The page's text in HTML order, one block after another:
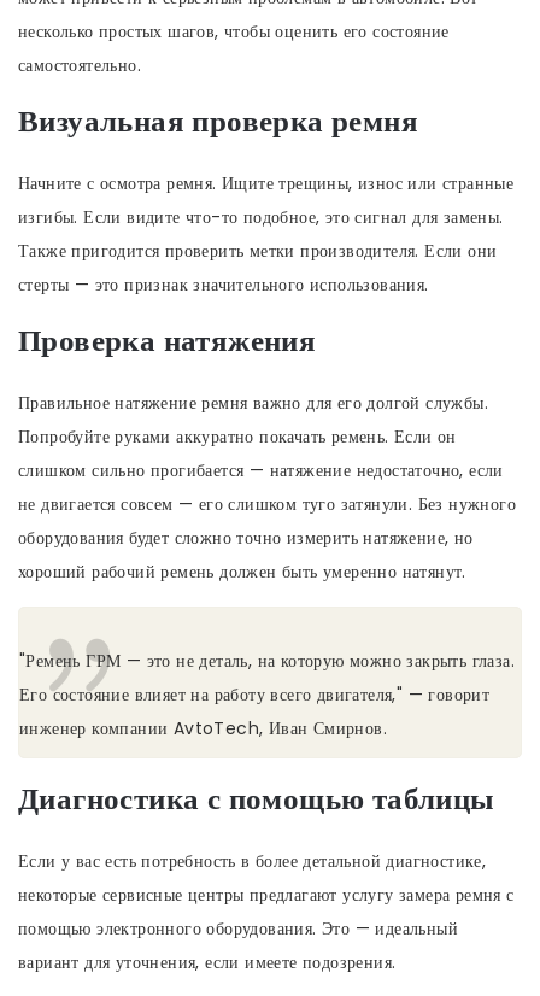
несколько простых шагов, чтобы оценить его состояние
самостоятельно.
Визуальная проверка ремня
Начните с осмотра ремня. Ищите трещины, износ или странные
изгибы. Если видите что-то подобное, это сигнал для замены.
Также пригодится проверить метки производителя. Если они
стерты — это признак значительного использования.
Проверка натяжения
Правильное натяжение ремня важно для его долгой службы.
Попробуйте руками аккуратно покачать ремень. Если он
слишком сильно прогибается — натяжение недостаточно, если
не двигается совсем — его слишком туго затянули. Без нужного
оборудования будет сложно точно измерить натяжение, но
хороший рабочий ремень должен быть умеренно натянут.
"Ремень ГРМ — это не деталь, на которую можно закрыть глаза.
Его состояние влияет на работу всего двигателя," — говорит
инженер компании AvtoTech, Иван Смирнов.
Диагностика с помощью таблицы
Если у вас есть потребность в более детальной диагностике,
некоторые сервисные центры предлагают услугу замера ремня с
помощью электронного оборудования. Это — идеальный
вариант для уточнения, если имеете подозрения.